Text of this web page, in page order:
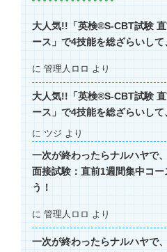
大人気!!「英検®S-CBT試験
ース」で4技能を総ざらいして
に 管理人ロロ より
大人気!!「英検®S-CBT試験
ース」で4技能を総ざらいして
に ツジ より
一次が終わったらナルハヤで
面接試験：直前1週間集中コ
う！
に 管理人ロロ より
一次が終わったらナルハヤで